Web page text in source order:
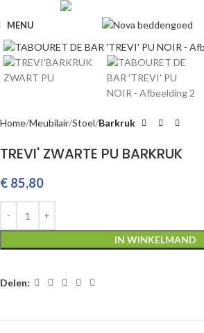
MENU Klik om te vergroten
Home Meubilair Stoel Barkruk
TREVI' ZWARTE PU BARKRUK
€ 85,80
IN WINKELMAND
Delen: